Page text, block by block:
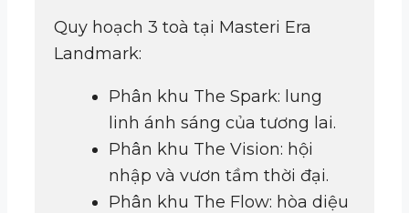
Quy hoạch 3 toà tại Masteri Era
Landmark:
Phân khu The Spark: lung
linh ánh sáng của tương lai.
Phân khu The Vision: hội
nhập và vươn tầm thời đại.
Phân khu The Flow: hòa diệu